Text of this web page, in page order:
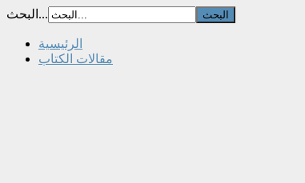
البحث...
الرئيسية
مقالات الكتاب